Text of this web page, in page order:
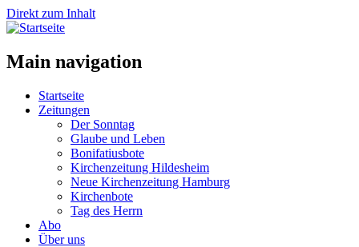
Direkt zum Inhalt
Main navigation
Startseite
Zeitungen
Der Sonntag
Glaube und Leben
Bonifatiusbote
Kirchenzeitung Hildesheim
Neue Kirchenzeitung Hamburg
Kirchenbote
Tag des Herrn
Abo
Über uns